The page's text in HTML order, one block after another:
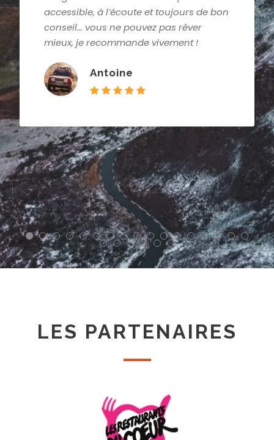
bon
toujours disponible pour nous venir
aide, des paysages à couper le
et un parcours bien maitrisé !
organisatrice, aux mécanos, et à
les participants du Bardenas pour les
souvenirs désormais gravés à vie !
très vite sur un autre raid Blue Rally !!
Célia
LES PARTENAIRES